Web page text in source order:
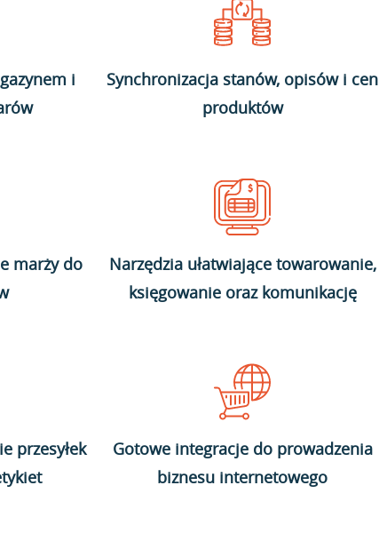
i
Synchronizacja stanów, opisów i cen
produktów
marży do
Narzędzia ułatwiające towarowanie,
księgowanie oraz komunikację
przesyłek
Gotowe integracje do prowadzenia
biznesu internetowego